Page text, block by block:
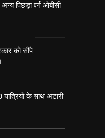
पिछड़ा वर्ग ओबीसी
को सौंपे
के साथ अटारी